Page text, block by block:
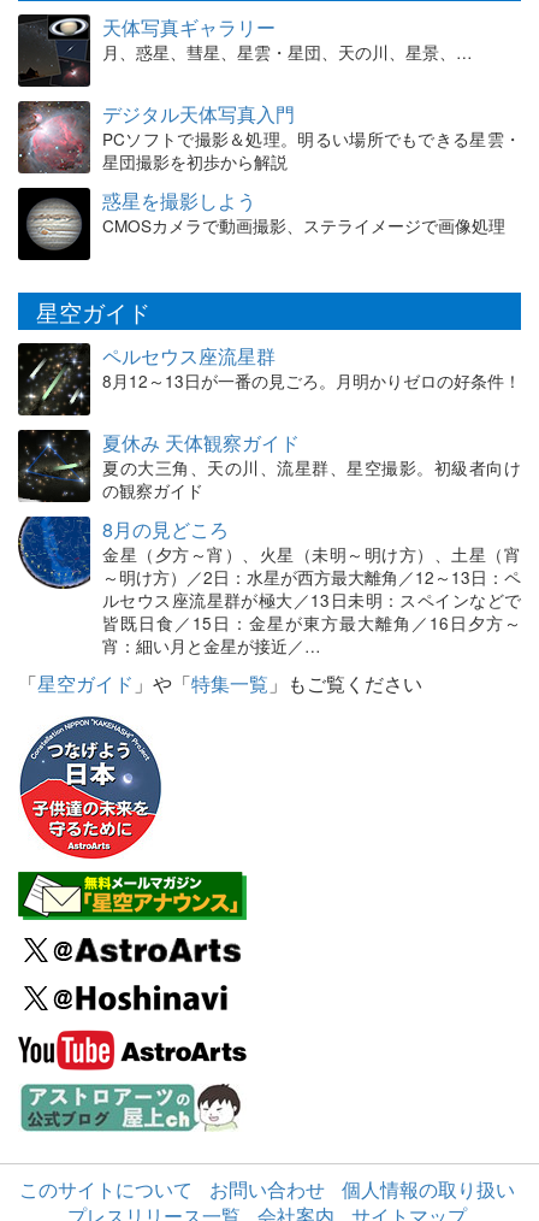
天体写真ギャラリー
月、惑星、彗星、星雲・星団、天の川、星景、…
デジタル天体写真入門
PCソフトで撮影＆処理。明るい場所でもできる星雲・
星団撮影を初歩から解説
惑星を撮影しよう
CMOSカメラで動画撮影、ステライメージで画像処理
星空ガイド
ペルセウス座流星群
8月12～13日が一番の見ごろ。月明かりゼロの好条件！
夏休み 天体観察ガイド
夏の大三角、天の川、流星群、星空撮影。初級者向け
の観察ガイド
8月の見どころ
金星（夕方～宵）、火星（未明～明け方）、土星（宵
～明け方）／2日：水星が西方最大離角／12～13日：ペ
ルセウス座流星群が極大／13日未明：スペインなどで
皆既日食／15日：金星が東方最大離角／16日夕方～
宵：細い月と金星が接近／…
「星空ガイド 」や「特集一覧 」もご覧ください
このサイトについて お問い合わせ
個人情報の取り扱い
プレスリリース一覧
会社案内 サイトマップ